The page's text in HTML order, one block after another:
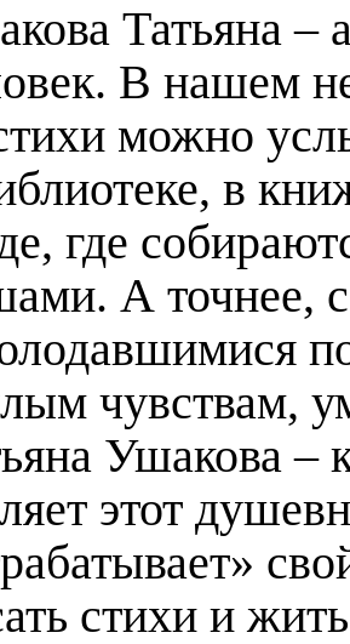
Татьяна –
В нашем
можно
в
где
А точнее,
чувствам,
Ушакова –
этот
стихи и